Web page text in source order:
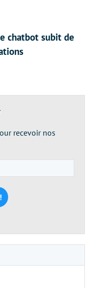
chatbot subit de
recevoir nos